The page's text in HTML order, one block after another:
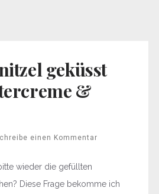
geküsst
&
einen Kommentar
wieder die gefüllten
Diese Frage bekomme ich